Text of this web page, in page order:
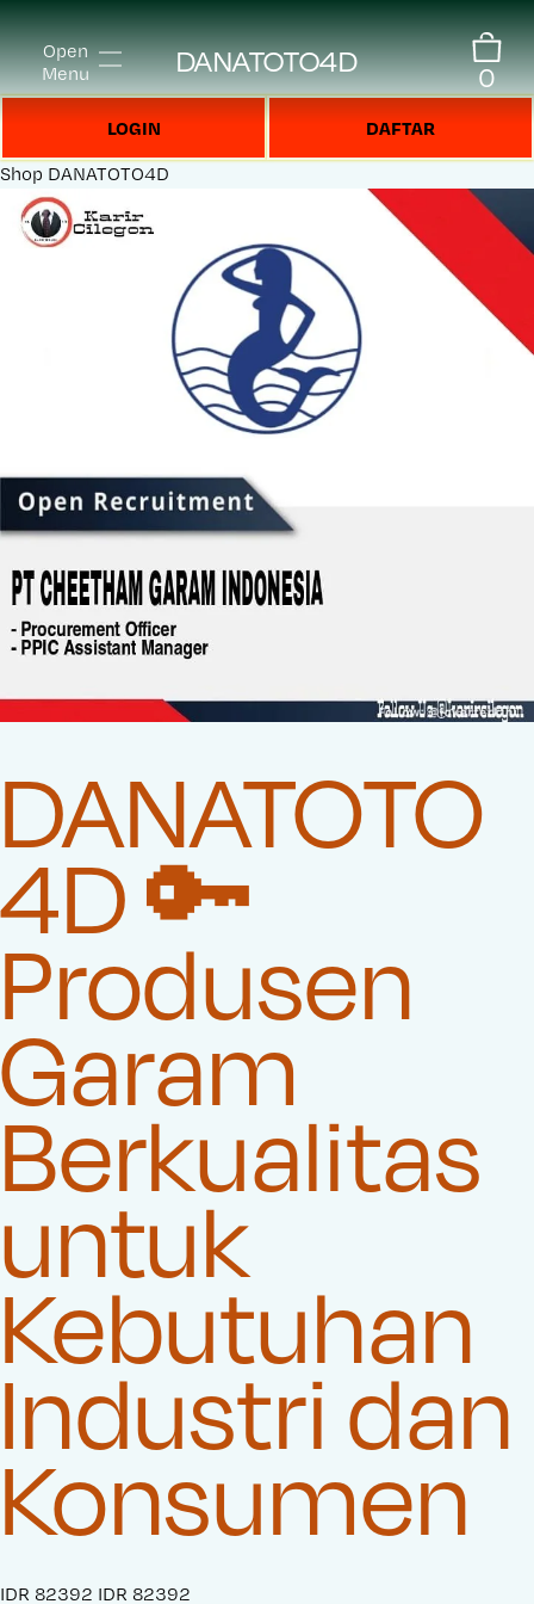
Open
Menu
DANATOTO4D 0
LOGIN DAFTAR
Shop DANATOTO4D
DANATOTO
4D 🔑
Produsen
Garam
Berkualitas
untuk
Kebutuhan
Industri dan
Konsumen
S
IDR 82392 O
IDR 82392